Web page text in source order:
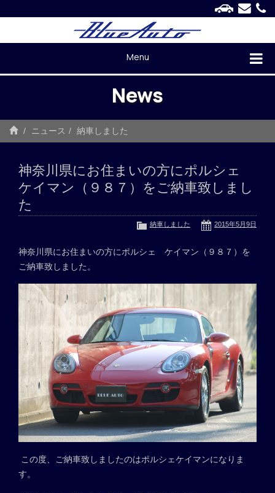
Menu
News
ニュース 納車しました
神奈川県にお住まいの方にポルシェ
ケイマン（９８７）をご納車致しまし
た
2015年5月9日
納車しました
神奈川県にお住まいの方にポルシェ ケイマン（９８７）を
ご納車致しました。
この度、ご納車致しましたのはポルシェケイマンになりま
す。